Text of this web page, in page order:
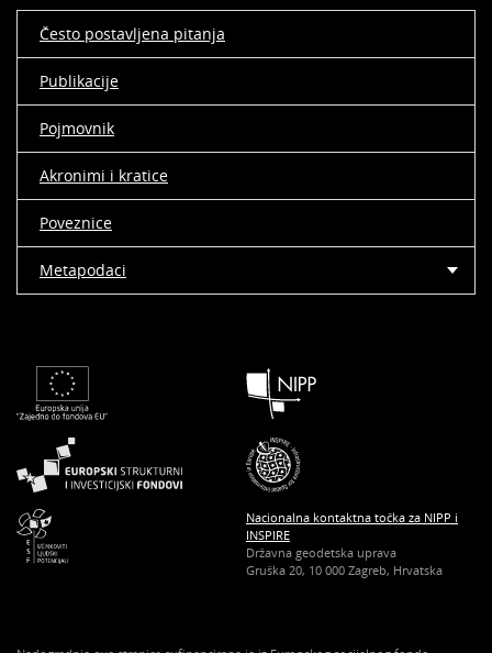
Često postavljena pitanja
Publikacije
Pojmovnik
Akronimi i kratice
Poveznice
Metapodaci
Nacionalna kontaktna točka za NIPP i
INSPIRE
Državna geodetska uprava
Gruška 20, 10 000 Zagreb, Hrvatska